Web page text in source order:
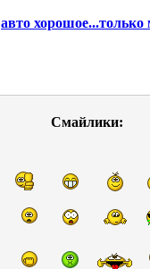
авто хорошое...только
Смайлики: